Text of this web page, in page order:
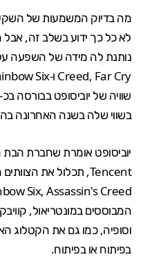
מה בדיוק המשמעות של
בשווי שלה בשנה האחרונה
יוביסופט אומרת שחברת
המבוססים במונטריאול,
וסופיה, כמו גם את הקטלוג
בפיתוח או בפיתוח.